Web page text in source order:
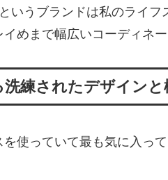
いうブランドは私のライ
イめまで幅広いコーディネ
洗練されたデザインと
を使っていて最も気に入っ